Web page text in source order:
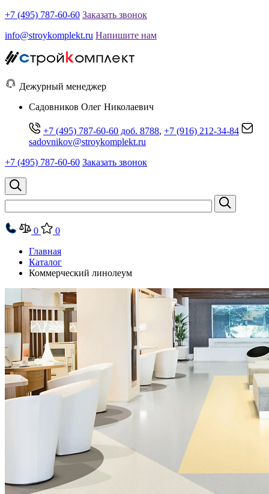
+7 (495) 787-60-60 Заказать звонок
info@stroykomplekt.ru Напишите нам
Дежурный менеджер
Cадовников Олег Николаевич
+7 (495) 787-60-60 доб. 8788, +7 (916) 212-34-84
sadovnikov@stroykomplekt.ru
+7 (495) 787-60-60 Заказать звонок
0
0
Главная
Каталог
Коммерческий линолеум